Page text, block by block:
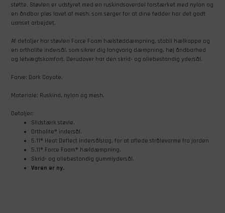
støtte. Støvlen er udstyret med en ruskindsoverdel forstærket med nylon og
en åndbar pløs lavet af mesh, som sørger for at dine fødder har det godt
uanset arbejdet.
Af detaljer har støvlen Force Foam hælstøddæmpning, stabil hælkappe og
en ortholite indersål, som sikrer dig langvarig dæmpning, høj åndbarhed
og letvægtskomfort. Derudover har den skrid- og oliebestandig ydersål.
Farve: Dark Coyote.
Materiale: Ruskind, nylon og mesh.
Detaljer:
Slidstærk støvle.
Ortholite® indersål.
5.11® Heat Deflect indersålslag, for at aflede strålevarme fra jorden
5.11® Force Foam® hældæmpning.
Skrid- og oliebestandig gummiydersål.
Varen er ny.